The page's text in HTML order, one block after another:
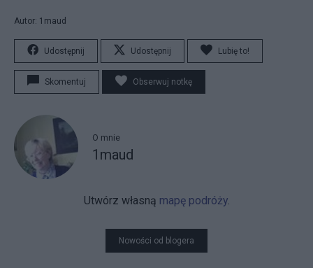
Autor: 1maud
Udostępnij Udostępnij Lubię to!
Skomentuj Obserwuj notkę
O mnie
1maud
Utwórz własną mapę podróży.
Nowości od blogera